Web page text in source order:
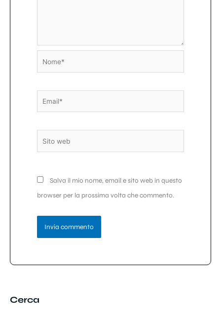
Nome*
Email*
Sito
web
Salva il mio nome, email e sito web in questo
browser per la prossima volta che commento.
Cerca